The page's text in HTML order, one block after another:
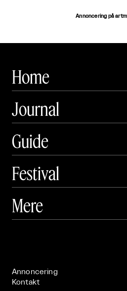
Annoncering på
Home
Journal
Guide
Festival
 Art Matter Festival
Mere
Annoncering
Kontakt